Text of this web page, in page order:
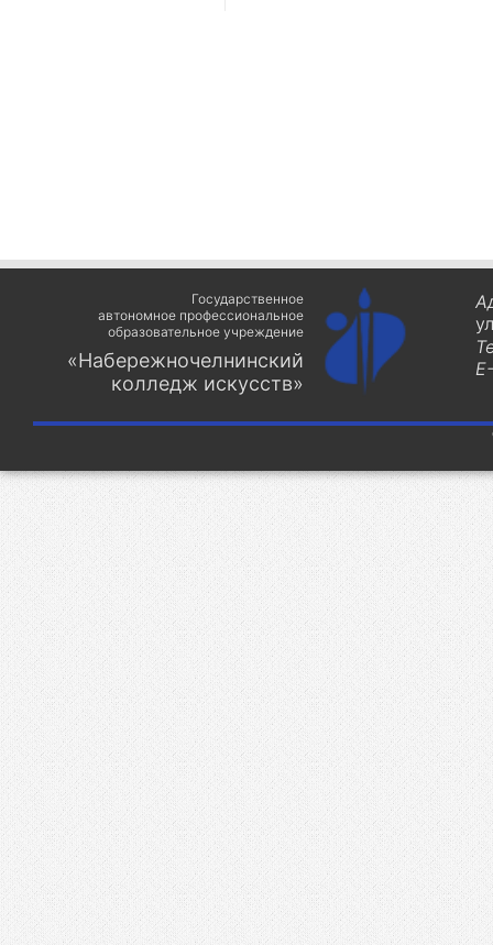
Государственное
автономное профессиональное
образовательное учреждение
«Набережночелнинский
колледж искусств»